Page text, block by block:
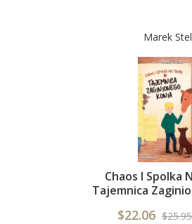
Marek
Chaos I Spolka
Tajemnica
$22.06 $25.95